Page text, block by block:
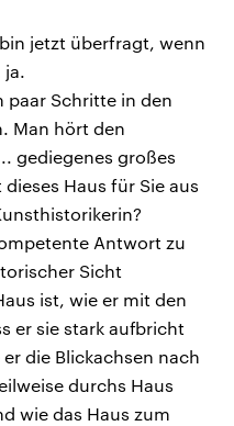
jetzt überfragt, wenn
ja.
paar Schritte in den
Man hört den
gediegenes großes
Haus für Sie aus
Antwort zu
Sicht
ist, wie er mit den
er sie stark aufbricht
die Blickachsen nach
durchs Haus
wie das Haus zum